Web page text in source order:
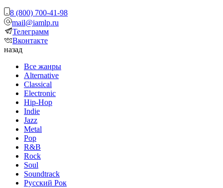
8 (800) 700-41-98
mail@iamlp.ru
Телеграмм
Вконтакте
назад
Все жанры
Alternative
Classical
Electronic
Hip-Hop
Indie
Jazz
Metal
Pop
R&B
Rock
Soul
Soundtrack
Русский Рок